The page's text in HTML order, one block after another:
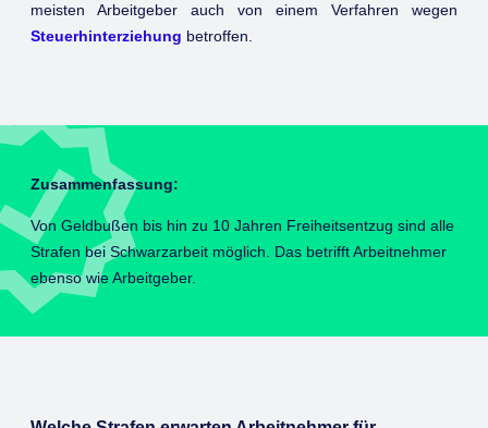
meisten Arbeitgeber auch von einem Verfahren wegen
Steuerhinterziehung betroffen.
Zusammenfassung:
Von Geldbußen bis hin zu 10 Jahren Freiheitsentzug sind alle
Strafen bei Schwarzarbeit möglich. Das betrifft Arbeitnehmer
ebenso wie Arbeitgeber.